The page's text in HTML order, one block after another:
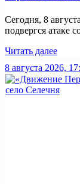
Сегодня, 8
подвергся атаке
Читать далее
8 августа 2026,